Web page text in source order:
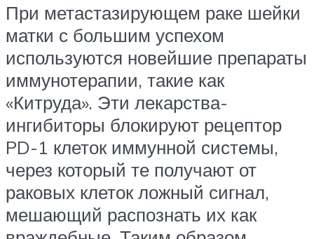
При метастазирующем раке шейки
матки с большим успехом
используются новейшие препараты
иммунотерапии, такие как
«Китруда». Эти лекарства-
ингибиторы блокируют рецептор
PD-1 клеток иммунной системы,
через который те получают от
раковых клеток ложный сигнал,
мешающий распознать их как